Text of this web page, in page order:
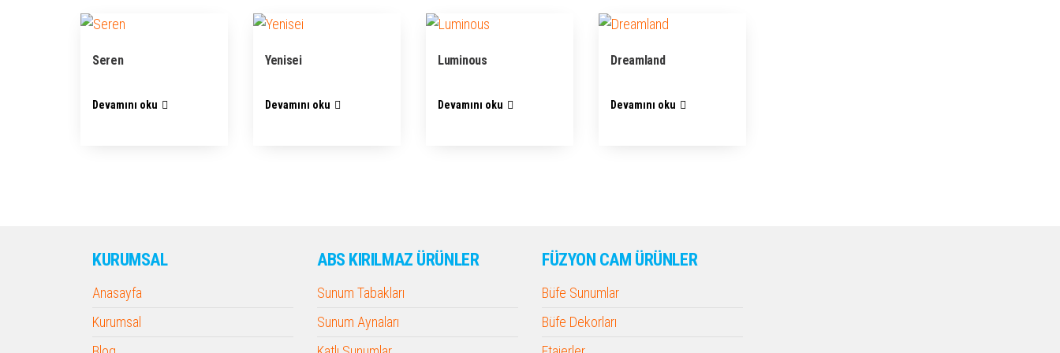
Seren
Devamını oku
Yenisei
Devamını oku
Luminous
Devamını oku
Dreamland
Devamını oku
KURUMSAL
Anasayfa
Kurumsal
ABS KIRILMAZ ÜRÜNLER
Sunum Tabakları
Sunum Aynaları
FÜZYON CAM ÜRÜNLER
Büfe Sunumlar
Büfe Dekorları